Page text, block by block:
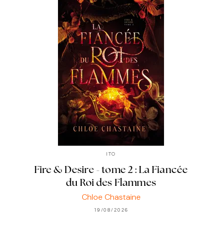
ITO
Fire & Desire - tome 2 : La Fiancée
du Roi des Flammes
Chloe Chastaine
19/08/2026